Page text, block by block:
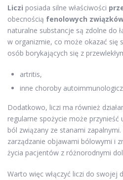
Liczi posiada silne właściwości
obecnością fenolowych
naturalne substancje są zdolne do
w organizmie, co może okazać się
osób borykających się z
artritis,
inne choroby
Dodatkowo, liczi ma również
regularne spożycie może
ból związany ze stanami
zarządzanie objawami bólowymi i
życia pacjentów z różnorodnymi
Warto więc włączyć liczi do swojej